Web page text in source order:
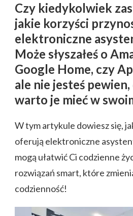
Czy kiedykolwiek
jakie korzyści
elektroniczne
Może słyszałeś o
Google Home, czy
ale nie jesteś
warto je mieć w
W tym artykule dowiesz się,
oferują elektroniczne
mogą ułatwić Ci codzienne
rozwiązań smart, które
codzienność!